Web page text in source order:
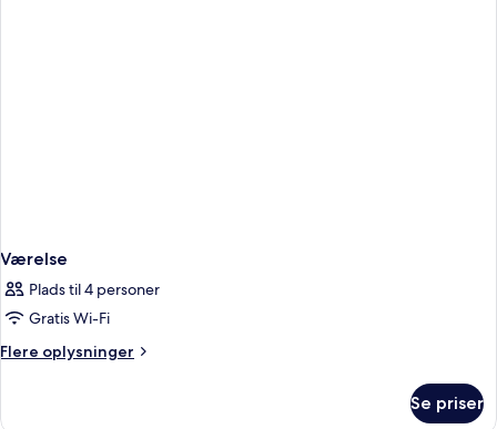
Værelse
Plads til 4 personer
Gratis Wi-Fi
Flere oplysninger
Flere
Se priser